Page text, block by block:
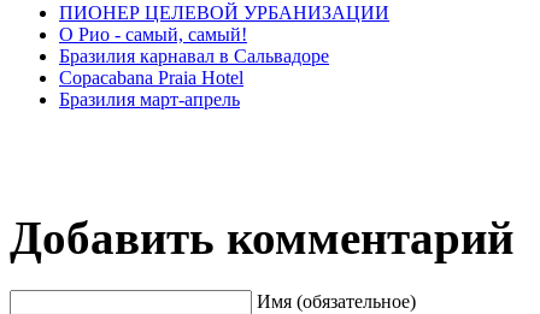
ПИОНЕР ЦЕЛЕВОЙ УРБАНИЗАЦИИ
О Рио - самый, самый!
Бразилия карнавал в Сальвадоре
Copacabana Praia Hotel
Бразилия март-апрель
Добавить комментарий
Имя (обязательное)